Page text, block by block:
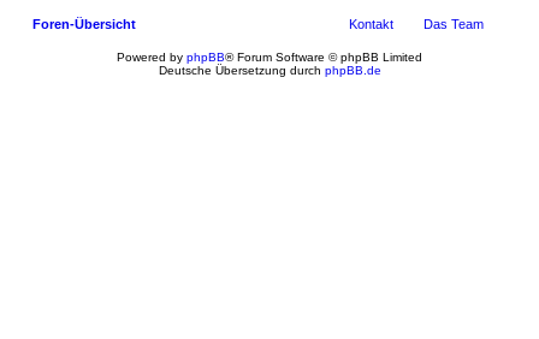
Foren-Übersicht Das Team
Kontakt
Powered by phpBB® Forum Software © phpBB Limited
Deutsche Übersetzung durch phpBB.de